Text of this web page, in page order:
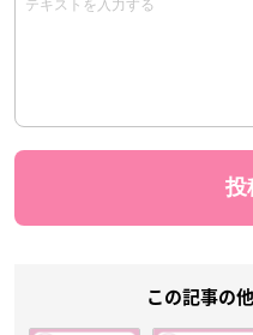
この記事の